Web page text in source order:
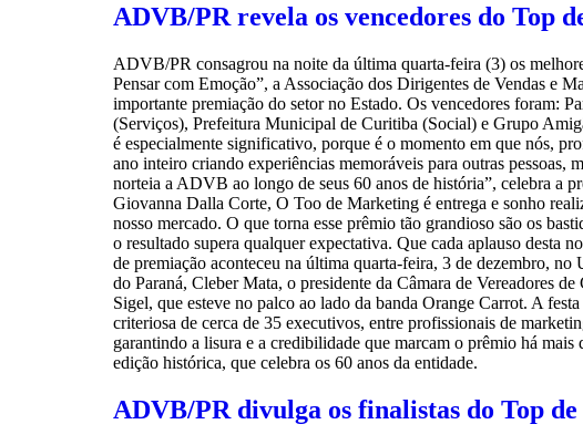
ADVB/PR revela os vencedores do Top
ADVB/PR consagrou na noite da última quarta-feira (3) os
Pensar com Emoção”, a Associação dos Dirigentes de Vendas e
importante premiação do setor no Estado. Os vencedores foram:
(Serviços), Prefeitura Municipal de Curitiba (Social) e Grupo
é especialmente significativo, porque é o momento em que nós,
ano inteiro criando experiências memoráveis para outras pessoas,
norteia a ADVB ao longo de seus 60 anos de história”, celebra a
Giovanna Dalla Corte, O Too de Marketing é entrega e sonho
nosso mercado. O que torna esse prêmio tão grandioso são os
o resultado supera qualquer expectativa. Que cada aplauso desta
de premiação aconteceu na última quarta-feira, 3 de dezembro,
do Paraná, Cleber Mata, o presidente da Câmara de Vereadores
Sigel, que esteve no palco ao lado da banda Orange Carrot. A
criteriosa de cerca de 35 executivos, entre profissionais de
garantindo a lisura e a credibilidade que marcam o prêmio há
edição histórica, que celebra os 60 anos da entidade.
ADVB/PR divulga os finalistas do Top